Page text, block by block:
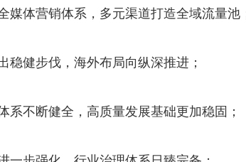
体营销体系，多元渠道打造全域流量池
健步伐，海外布局向纵深推进；
不断健全，高质量发展基础更加稳固；